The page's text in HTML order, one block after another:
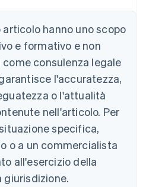
hanno uno scopo
e formativo e non
consulenza legale
l'accuratezza,
o l'attualità
nell'articolo. Per
specifica,
o a un commercialista
all'esercizio della
giurisdizione.
English